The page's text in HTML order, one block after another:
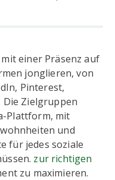
einer Präsenz auf
jonglieren, von
Pinterest,
Die Zielgruppen
Plattform, mit
und
für jedes soziale
zur richtigen
zu maximieren.